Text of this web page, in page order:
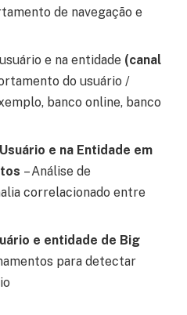
de navegação e
usuário e na entidade (canal
do usuário /
banco online, banco
e na Entidade em
– Análise de
correlacionado entre
e entidade de Big
para detectar